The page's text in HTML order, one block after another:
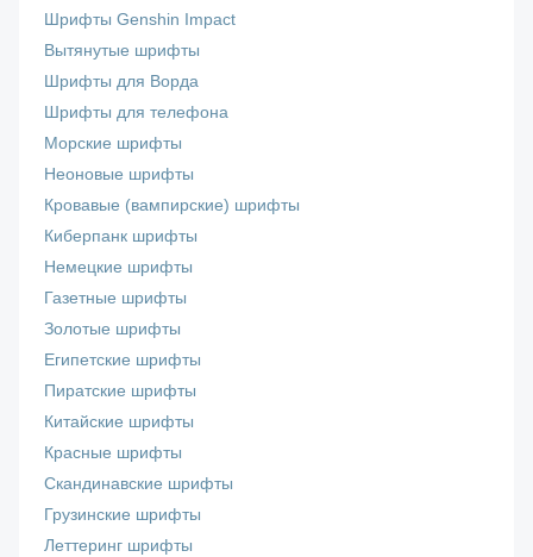
Шрифты Genshin Impact
Вытянутые шрифты
Шрифты для Ворда
Шрифты для телефона
Морские шрифты
Неоновые шрифты
Кровавые (вампирские) шрифты
Киберпанк шрифты
Немецкие шрифты
Газетные шрифты
Золотые шрифты
Египетские шрифты
Пиратские шрифты
Китайские шрифты
Красные шрифты
Скандинавские шрифты
Грузинские шрифты
Леттеринг шрифты